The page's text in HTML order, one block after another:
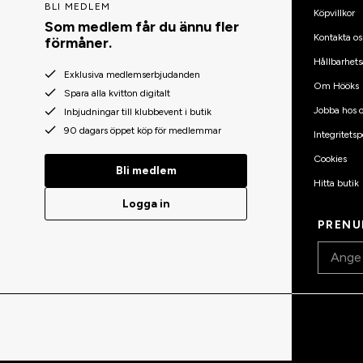
BLI MEDLEM
Som medlem får du ännu fler
förmåner.
Exklusiva medlemserbjudanden
Spara alla kvitton digitalt
Inbjudningar till klubbevent i butik
90 dagars öppet köp för medlemmar
Bli medlem
Logga in
Köpvillkor
Kontakta
Om Hööks
Jobba hos
Cookies
Hitta butik